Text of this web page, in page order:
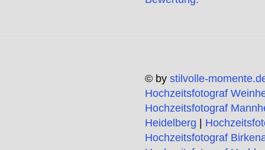
© by stilvolle-
Hochzeitsfotograf
Hochzeitsfotograf
Heidelberg
Hochzeitsfotograf